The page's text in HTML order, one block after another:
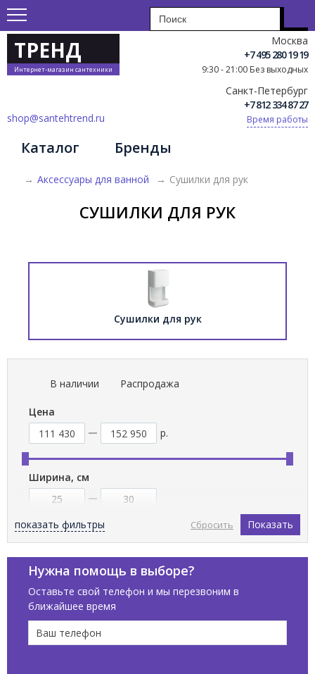
ТРЕНД
Интернет-магазин сантехники
Москва
+7 495 280 19 19
9:30 - 21:00 Без выходных
Санкт-Петербург
+7 812 334 87 27
Время работы
shop@santehtrend.ru
Каталог Бренды
→ Аксессуары для ванной → Сушилки для рук
СУШИЛКИ ДЛЯ РУК
Сушилки для рук
В наличии Распродажа
Цена
р.
Ширина, см
Напольная
Подвесная
Показать
Сбросить
показать фильтры
Нужна помощь в выборе?
Оставьте свой телефон и мы перезвоним в
ближайшее время